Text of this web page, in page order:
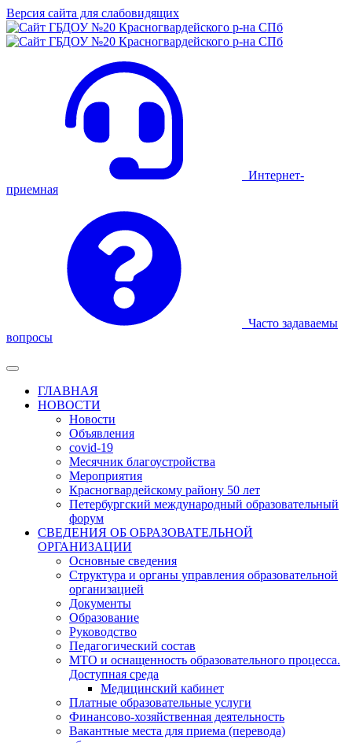
Версия сайта для слабовидящих
Интернет-
приемная
Часто задаваемы
вопросы
ГЛАВНАЯ
НОВОСТИ
Новости
Объявления
covid-19
Месячник благоустройства
Мероприятия
Красногвардейскому району 50 лет
Петербургский международный образовательный
форум
СВЕДЕНИЯ ОБ ОБРАЗОВАТЕЛЬНОЙ
ОРГАНИЗАЦИИ
Основные сведения
Структура и органы управления образовательной
организацией
Документы
Образование
Руководство
Педагогический состав
МТО и оснащенность образовательного процесса.
Доступная среда
Медицинский кабинет
Платные образовательные услуги
Финансово-хозяйственная деятельность
Вакантные места для приема (перевода)